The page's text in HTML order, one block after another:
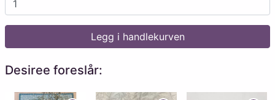
Legg i handlekurven
Desiree foreslår: